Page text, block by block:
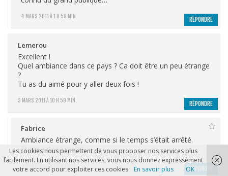
4 MARS 2011 À 1 H 59 MIN RÉPONDRE
Lemerou
3 MARS 2011 À 10 H 59 MIN
Excellent !
Quel ambiance dans ce pays ? Ca doit être un peu étrange
?
Tu as du aimé pour y aller deux fois !
RÉPONDRE
Fabrice
4 MARS 2011 À 1 H 41 MIN
Ambiance étrange, comme si le temps s’était arrêté.
Étonnant vraiment!
RÉPONDRE
Les cookies nous permettent de vous proposer nos services plus
facilement. En utilisant nos services, vous nous donnez expressément
votre accord pour exploiter ces cookies. En savoir plus OK